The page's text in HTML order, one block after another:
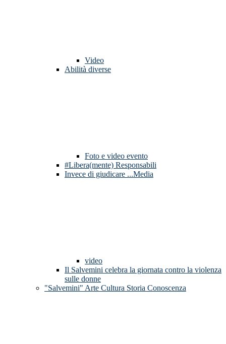
Video
Abilità diverse
Foto e video evento
#Libera(mente) Responsabili
Invece di giudicare ...Media
video
Il Salvemini celebra la giornata contro la violenza
sulle donne
"Salvemini" Arte Cultura Storia Conoscenza